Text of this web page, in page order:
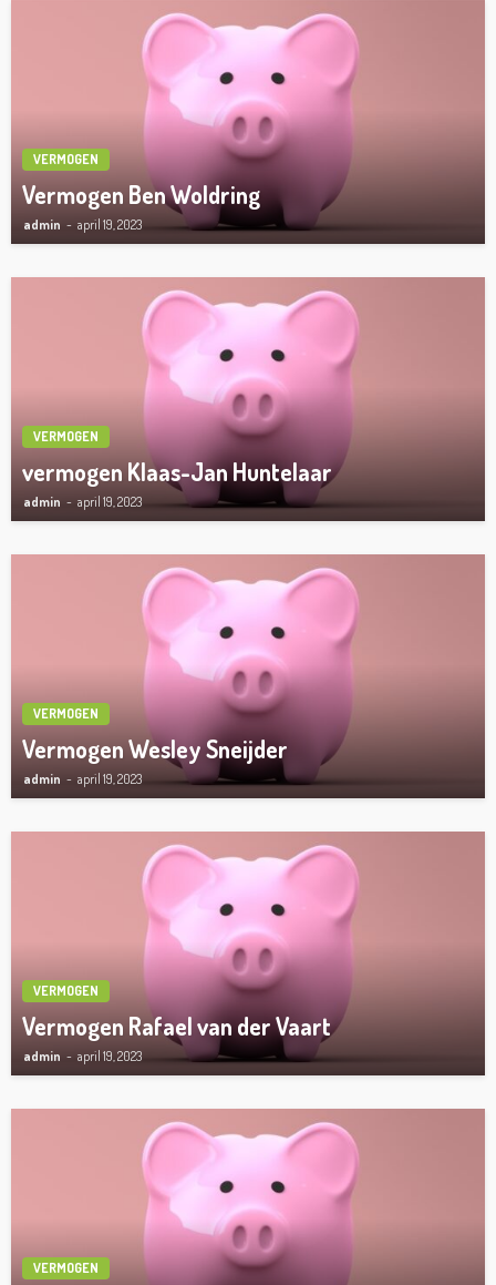
VERMOGEN
Vermogen Ben Woldring
admin april 19, 2023
VERMOGEN
vermogen Klaas-Jan Huntelaar
admin april 19, 2023
VERMOGEN
Vermogen Wesley Sneijder
admin april 19, 2023
VERMOGEN
Vermogen Rafael van der Vaart
admin april 19, 2023
VERMOGEN